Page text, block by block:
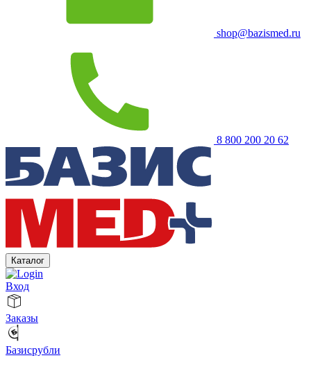
shop@bazismed.ru
8 800 200 20 62
Каталог
Вход
Заказы
Базисрубли